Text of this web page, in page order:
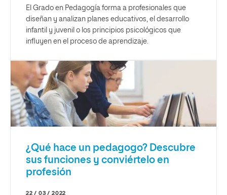
El Grado en Pedagogía forma a profesionales que
diseñan y analizan planes educativos, el desarrollo
infantil y juvenil o los principios psicológicos que
influyen en el proceso de aprendizaje.
¿Qué hace un pedagogo? Descubre
sus funciones y conviértelo en
profesión
22 / 03 / 2022